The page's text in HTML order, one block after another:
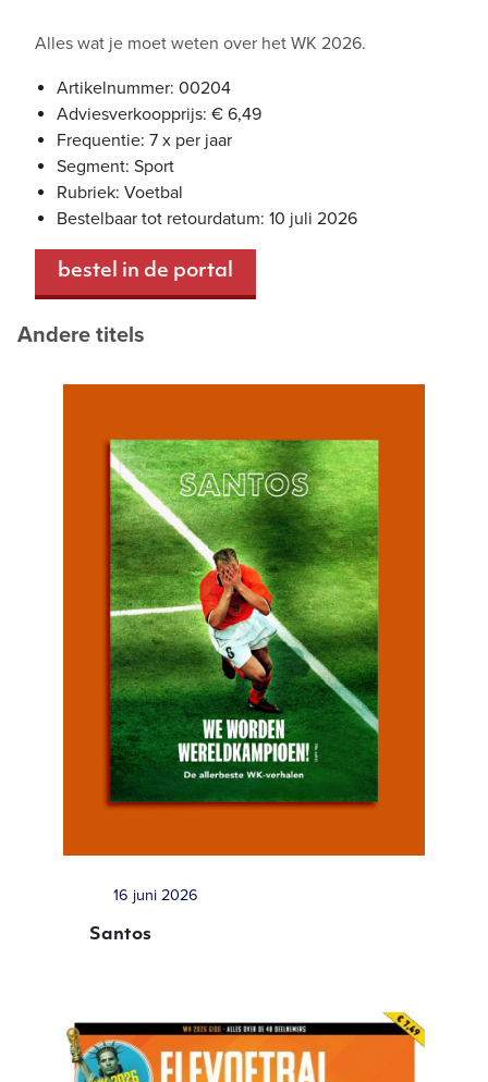
Alles wat je moet weten over het WK 2026.
Artikelnummer: 00204
Adviesverkoopprijs: € 6,49
Frequentie: 7 x per jaar
Segment: Sport
Rubriek: Voetbal
Bestelbaar tot retourdatum: 10 juli 2026
bestel in de portal
Andere titels
16 juni 2026
Santos